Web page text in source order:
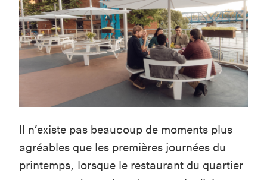
Il n’existe pas beaucoup de moments plus
agréables que les premières journées du
printemps, lorsque le restaurant du quartier